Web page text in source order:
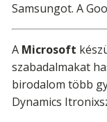
Samsungot. A
A Microsoft
szabadalmakat
birodalom több
Dynamics